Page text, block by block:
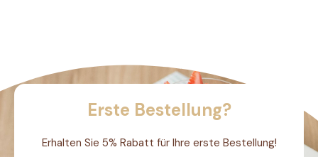
Erste Bestellung?
Erhalten Sie 5% Rabatt für Ihre erste Bestellung!